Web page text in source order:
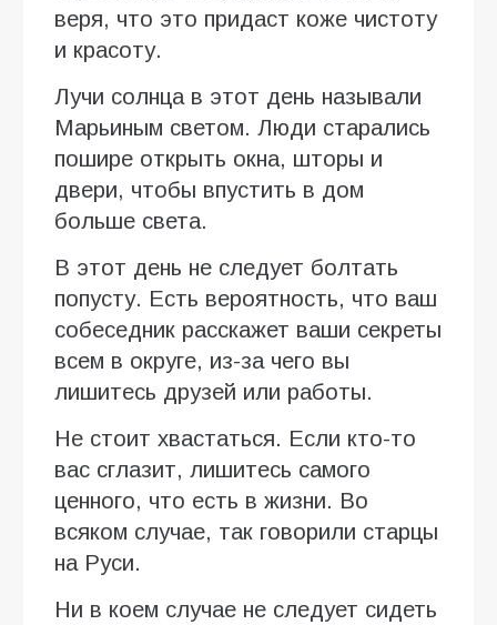
веря, что это придаст коже чистоту
и красоту.
Лучи солнца в этот день называли
Марьиным светом. Люди старались
пошире открыть окна, шторы и
двери, чтобы впустить в дом
больше света.
В этот день не следует болтать
попусту. Есть вероятность, что ваш
собеседник расскажет ваши секреты
всем в округе, из-за чего вы
лишитесь друзей или работы.
Не стоит хвастаться. Если кто-то
вас сглазит, лишитесь самого
ценного, что есть в жизни. Во
всяком случае, так говорили старцы
на Руси.
Ни в коем случае не следует сидеть